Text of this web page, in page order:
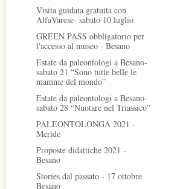
Visita guidata gratuita con
AlfaVarese- sabato 10 luglio
GREEN PASS obbligatorio per
l'accesso al museo - Besano
Estate da paleontologi a Besano-
sabato 21 “Sono tutte belle le
mamme del mondo”
Estate da paleontologi a Besano-
sabato 28 “Nuotare nel Triassico”
PALEONTOLONGA 2021 -
Meride
Proposte didattiche 2021 -
Besano
Stories dal passato - 17 ottobre
Besano